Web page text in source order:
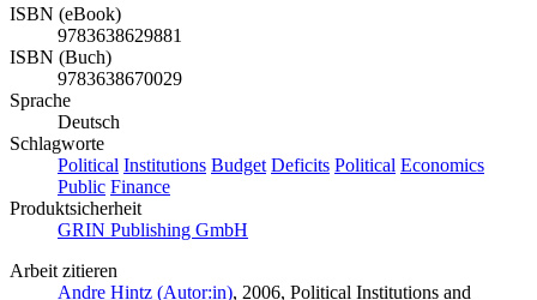
ISBN (eBook)
9783638629881
ISBN (Buch)
9783638670029
Sprache
Deutsch
Schlagworte
Political Institutions Budget Deficits Political Economics
Public Finance
Produktsicherheit
GRIN Publishing GmbH
Arbeit zitieren
Andre Hintz (Autor:in), 2006, Political Institutions and